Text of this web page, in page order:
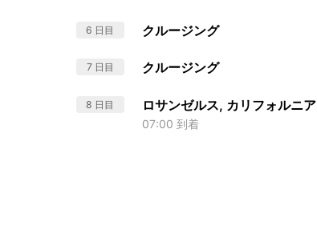
6 日目 クルージング
7 日目 クルージング
8 日目 ロサンゼルス, カリフォルニア
07:00 到着